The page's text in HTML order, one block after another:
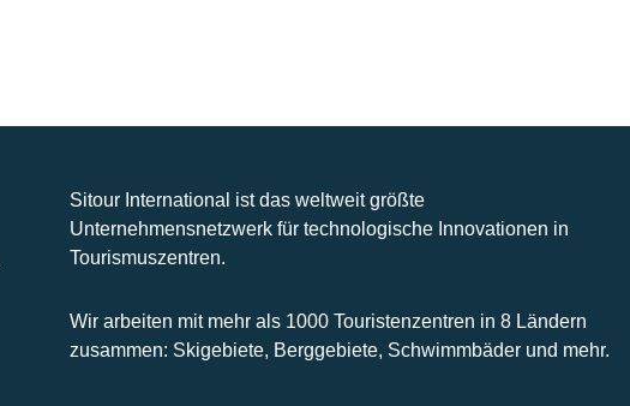
Sitour International ist das weltweit größte
Unternehmensnetzwerk für technologische Innovationen in
Tourismuszentren.
Wir arbeiten mit mehr als 1000 Touristenzentren in 8 Ländern
zusammen: Skigebiete, Berggebiete, Schwimmbäder und mehr.